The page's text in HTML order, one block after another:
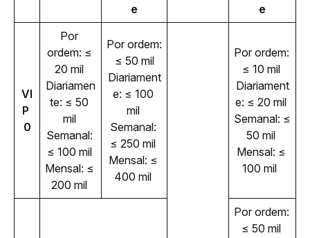
e
e
VI
P
0
Por
ordem: ≤
20 mil
Diariamen
te: ≤ 50
mil
Semanal:
≤ 100 mil
Mensal: ≤
200 mil
Por ordem:
≤ 50 mil
Diariament
e: ≤ 100
mil
Semanal:
≤ 250 mil
Mensal: ≤
400 mil
Por ordem:
≤ 10 mil
Diariament
e: ≤ 20 mil
Semanal: ≤
50 mil
Mensal: ≤
100 mil
Por ordem:
≤ 50 mil